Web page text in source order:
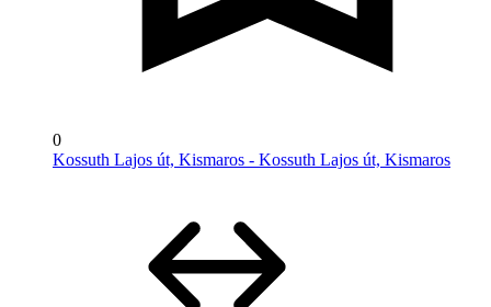
0
Kossuth Lajos út, Kismaros - Kossuth Lajos út, Kismaros